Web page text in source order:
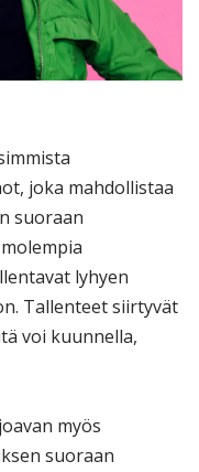
joka mahdollistaa
suoraan
lyhyen
Tallenteet siirtyvät
voi kuunnella,
myös
suoraan